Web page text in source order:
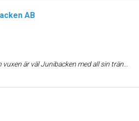
AB
all sin trängsel inte värt mer än en tvåa eller trea. Men för barnen är det en klar femma. Och det är väl ändå barnens åsikter som ska spela störst roll då man åker till ett sånt här ställe. Ett plus för chokladpengarna pippi delar ut.